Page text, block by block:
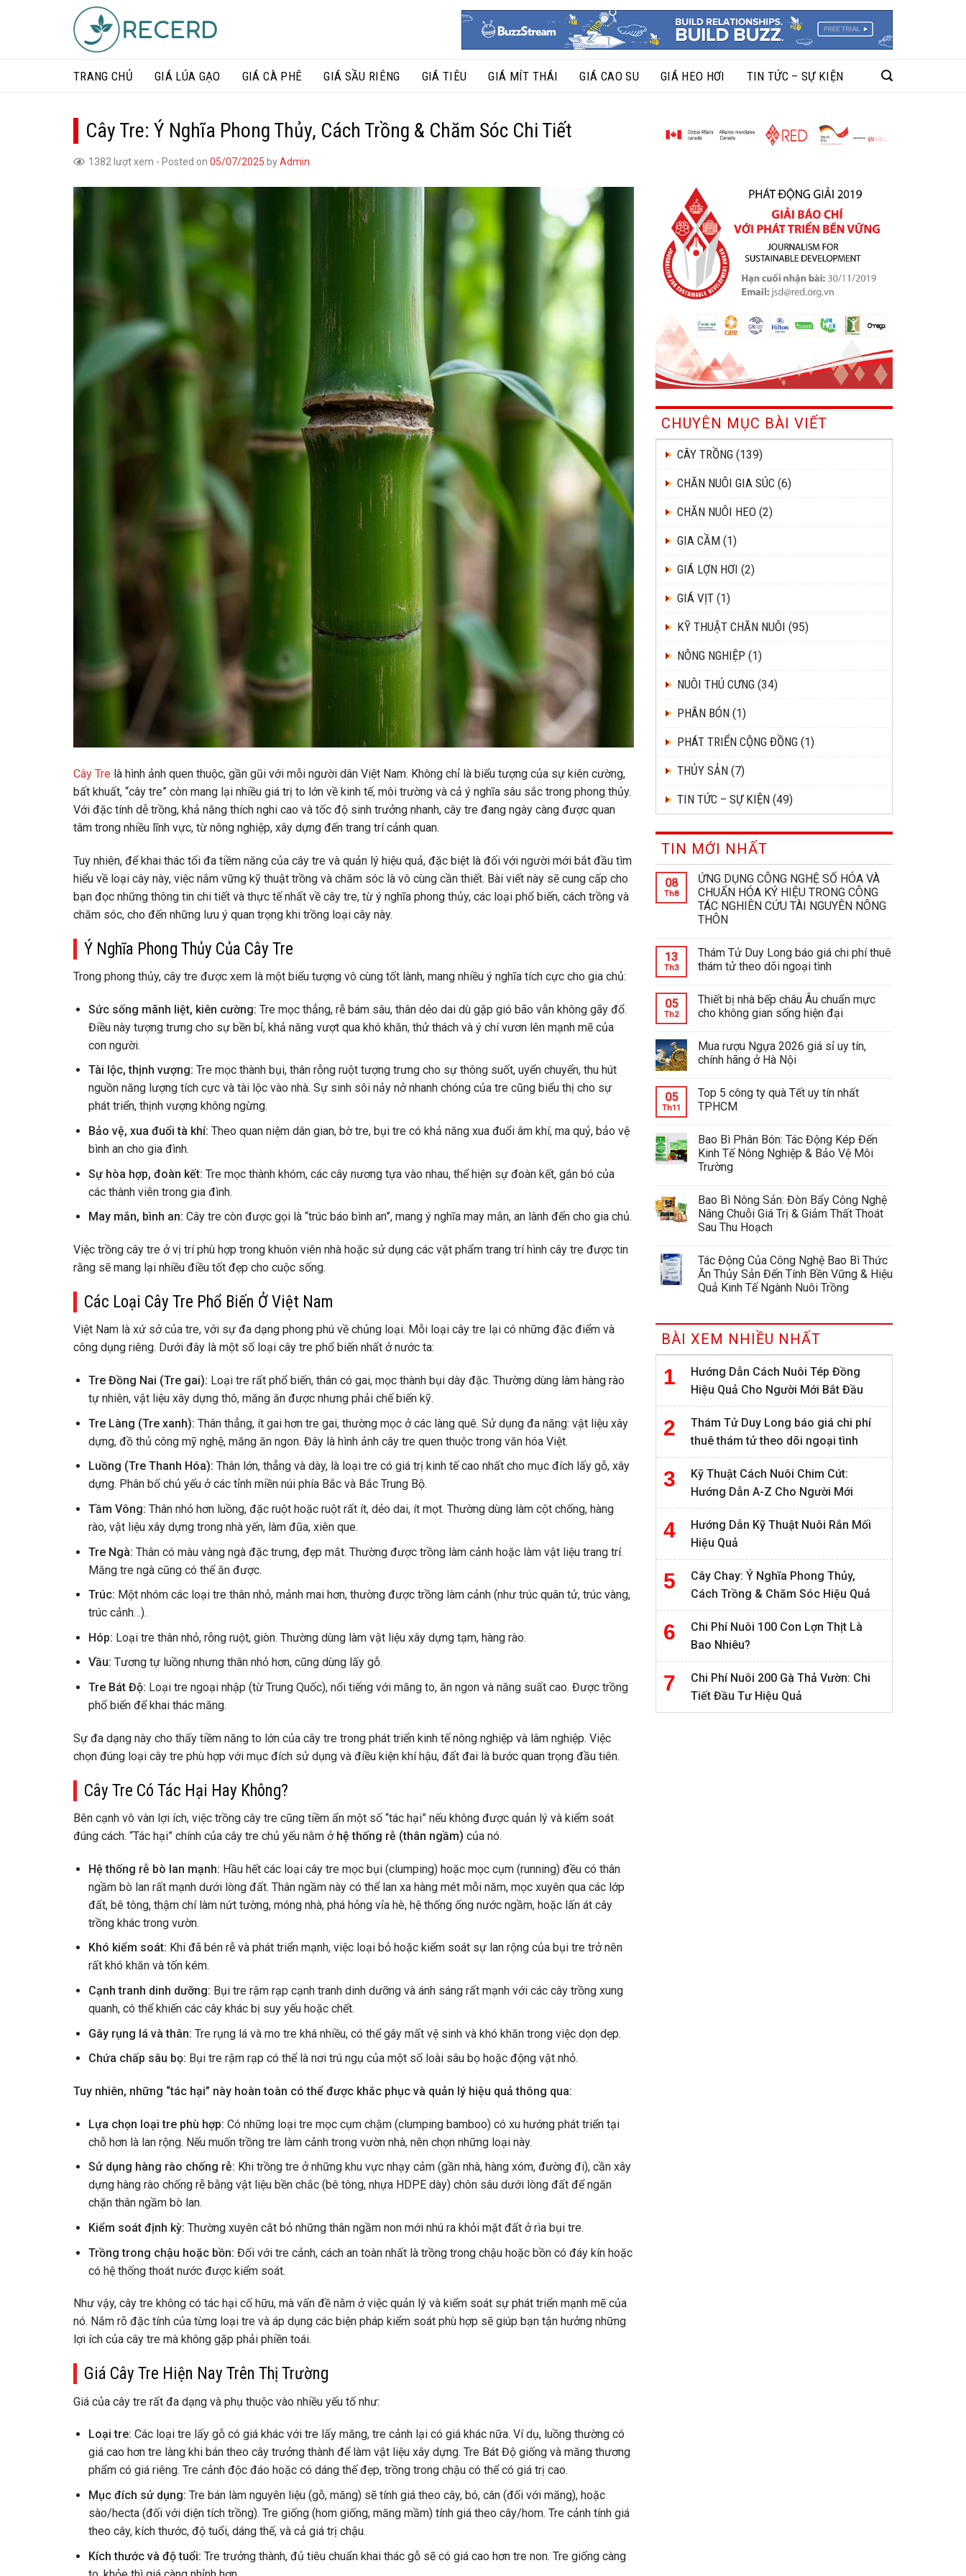
TRANG CHỦ GIÁ LÚA GẠO​ GIÁ CÀ PHÊ GIÁ SẦU RIÊNG GIÁ TIÊU GIÁ MÍT THÁI GIÁ CAO SU GIÁ HEO HƠI TIN TỨC – SỰ KIỆN
Cây Tre: Ý Nghĩa Phong Thủy, Cách Trồng & Chăm Sóc Chi Tiết
1382 lượt xem - Posted on 05/07/2025 byAdmin
Cây Tre là hình ảnh quen thuộc, gần gũi với mỗi người dân Việt Nam. Không chỉ là biểu tượng của sự kiên cường,
bất khuất, “cây tre” còn mang lại nhiều giá trị to lớn về kinh tế, môi trường và cả ý nghĩa sâu sắc trong phong thủy.
Với đặc tính dễ trồng, khả năng thích nghi cao và tốc độ sinh trưởng nhanh, cây tre đang ngày càng được quan
tâm trong nhiều lĩnh vực, từ nông nghiệp, xây dựng đến trang trí cảnh quan.
Tuy nhiên, để khai thác tối đa tiềm năng của cây tre và quản lý hiệu quả, đặc biệt là đối với người mới bắt đầu tìm
hiểu về loại cây này, việc nắm vững kỹ thuật trồng và chăm sóc là vô cùng cần thiết. Bài viết này sẽ cung cấp cho
bạn đọc những thông tin chi tiết và thực tế nhất về cây tre, từ ý nghĩa phong thủy, các loại phổ biến, cách trồng và
chăm sóc, cho đến những lưu ý quan trọng khi trồng loại cây này.
Ý Nghĩa Phong Thủy Của Cây Tre
Trong phong thủy, cây tre được xem là một biểu tượng vô cùng tốt lành, mang nhiều ý nghĩa tích cực cho gia chủ:
Sức sống mãnh liệt, kiên cường: Tre mọc thẳng, rễ bám sâu, thân dẻo dai dù gặp gió bão vẫn không gãy đổ.
Điều này tượng trưng cho sự bền bỉ, khả năng vượt qua khó khăn, thử thách và ý chí vươn lên mạnh mẽ của
con người.
Tài lộc, thịnh vượng: Tre mọc thành bụi, thân rỗng ruột tượng trưng cho sự thông suốt, uyển chuyển, thu hút
nguồn năng lượng tích cực và tài lộc vào nhà. Sự sinh sôi nảy nở nhanh chóng của tre cũng biểu thị cho sự
phát triển, thịnh vượng không ngừng.
Bảo vệ, xua đuổi tà khí: Theo quan niệm dân gian, bờ tre, bụi tre có khả năng xua đuổi âm khí, ma quỷ, bảo vệ
bình an cho gia đình.
Sự hòa hợp, đoàn kết: Tre mọc thành khóm, các cây nương tựa vào nhau, thể hiện sự đoàn kết, gắn bó của
các thành viên trong gia đình.
May mắn, bình an: Cây tre còn được gọi là “trúc báo bình an”, mang ý nghĩa may mắn, an lành đến cho gia chủ.
Việc trồng cây tre ở vị trí phù hợp trong khuôn viên nhà hoặc sử dụng các vật phẩm trang trí hình cây tre được tin
rằng sẽ mang lại nhiều điều tốt đẹp cho cuộc sống.
Các Loại Cây Tre Phổ Biến Ở Việt Nam
Việt Nam là xứ sở của tre, với sự đa dạng phong phú về chủng loại. Mỗi loại cây tre lại có những đặc điểm và
công dụng riêng. Dưới đây là một số loại cây tre phổ biến nhất ở nước ta:
Tre Đồng Nai (Tre gai): Loại tre rất phổ biến, thân có gai, mọc thành bụi dày đặc. Thường dùng làm hàng rào
tự nhiên, vật liệu xây dựng thô, măng ăn được nhưng phải chế biến kỹ.
Tre Làng (Tre xanh): Thân thẳng, ít gai hơn tre gai, thường mọc ở các làng quê. Sử dụng đa năng: vật liệu xây
dựng, đồ thủ công mỹ nghệ, măng ăn ngon. Đây là hình ảnh cây tre quen thuộc trong văn hóa Việt.
Luồng (Tre Thanh Hóa): Thân lớn, thẳng và dày, là loại tre có giá trị kinh tế cao nhất cho mục đích lấy gỗ, xây
dựng. Phân bố chủ yếu ở các tỉnh miền núi phía Bắc và Bắc Trung Bộ.
Tầm Vông: Thân nhỏ hơn luồng, đặc ruột hoặc ruột rất ít, dẻo dai, ít mọt. Thường dùng làm cột chống, hàng
rào, vật liệu xây dựng trong nhà yến, làm đũa, xiên que.
Tre Ngà: Thân có màu vàng ngà đặc trưng, đẹp mắt. Thường được trồng làm cảnh hoặc làm vật liệu trang trí.
Măng tre ngà cũng có thể ăn được.
Trúc: Một nhóm các loại tre thân nhỏ, mảnh mai hơn, thường được trồng làm cảnh (như trúc quân tử, trúc vàng,
trúc cảnh…).
Hóp: Loại tre thân nhỏ, rỗng ruột, giòn. Thường dùng làm vật liệu xây dựng tạm, hàng rào.
Vầu: Tương tự luồng nhưng thân nhỏ hơn, cũng dùng lấy gỗ.
Tre Bát Độ: Loại tre ngoại nhập (từ Trung Quốc), nổi tiếng với măng to, ăn ngon và năng suất cao. Được trồng
phổ biến để khai thác măng.
Sự đa dạng này cho thấy tiềm năng to lớn của cây tre trong phát triển kinh tế nông nghiệp và lâm nghiệp. Việc
chọn đúng loại cây tre phù hợp với mục đích sử dụng và điều kiện khí hậu, đất đai là bước quan trọng đầu tiên.
Cây Tre Có Tác Hại Hay Không?
Bên cạnh vô vàn lợi ích, việc trồng cây tre cũng tiềm ẩn một số “tác hại” nếu không được quản lý và kiểm soát
đúng cách. “Tác hại” chính của cây tre chủ yếu nằm ở hệ thống rễ (thân ngầm) của nó.
Hệ thống rễ bò lan mạnh: Hầu hết các loại cây tre mọc bụi (clumping) hoặc mọc cụm (running) đều có thân
ngầm bò lan rất mạnh dưới lòng đất. Thân ngầm này có thể lan xa hàng mét mỗi năm, mọc xuyên qua các lớp
đất, bê tông, thậm chí làm nứt tường, móng nhà, phá hỏng vỉa hè, hệ thống ống nước ngầm, hoặc lấn át cây
trồng khác trong vườn.
Khó kiểm soát: Khi đã bén rễ và phát triển mạnh, việc loại bỏ hoặc kiểm soát sự lan rộng của bụi tre trở nên
rất khó khăn và tốn kém.
Cạnh tranh dinh dưỡng: Bụi tre rậm rạp cạnh tranh dinh dưỡng và ánh sáng rất mạnh với các cây trồng xung
quanh, có thể khiến các cây khác bị suy yếu hoặc chết.
Gây rụng lá và thân: Tre rụng lá và mo tre khá nhiều, có thể gây mất vệ sinh và khó khăn trong việc dọn dẹp.
Chứa chấp sâu bọ: Bụi tre rậm rạp có thể là nơi trú ngụ của một số loài sâu bọ hoặc động vật nhỏ.
Tuy nhiên, những “tác hại” này hoàn toàn có thể được khắc phục và quản lý hiệu quả thông qua:
Lựa chọn loại tre phù hợp: Có những loại tre mọc cụm chậm (clumping bamboo) có xu hướng phát triển tại
chỗ hơn là lan rộng. Nếu muốn trồng tre làm cảnh trong vườn nhà, nên chọn những loại này.
Sử dụng hàng rào chống rễ: Khi trồng tre ở những khu vực nhạy cảm (gần nhà, hàng xóm, đường đi), cần xây
dựng hàng rào chống rễ bằng vật liệu bền chắc (bê tông, nhựa HDPE dày) chôn sâu dưới lòng đất để ngăn
chặn thân ngầm bò lan.
Kiểm soát định kỳ: Thường xuyên cắt bỏ những thân ngầm non mới nhú ra khỏi mặt đất ở rìa bụi tre.
Trồng trong chậu hoặc bồn: Đối với tre cảnh, cách an toàn nhất là trồng trong chậu hoặc bồn có đáy kín hoặc
có hệ thống thoát nước được kiểm soát.
Như vậy, cây tre không có tác hại cố hữu, mà vấn đề nằm ở việc quản lý và kiểm soát sự phát triển mạnh mẽ của
nó. Nắm rõ đặc tính của từng loại tre và áp dụng các biện pháp kiểm soát phù hợp sẽ giúp bạn tận hưởng những
lợi ích của cây tre mà không gặp phải phiền toái.
Giá Cây Tre Hiện Nay Trên Thị Trường
Giá của cây tre rất đa dạng và phụ thuộc vào nhiều yếu tố như:
Loại tre: Các loại tre lấy gỗ có giá khác với tre lấy măng, tre cảnh lại có giá khác nữa. Ví dụ, luồng thường có
giá cao hơn tre làng khi bán theo cây trưởng thành để làm vật liệu xây dựng. Tre Bát Độ giống và măng thương
phẩm có giá riêng. Tre cảnh độc đáo hoặc có dáng thế đẹp, trồng trong chậu có thể có giá trị cao.
Mục đích sử dụng: Tre bán làm nguyên liệu (gỗ, măng) sẽ tính giá theo cây, bó, cân (đối với măng), hoặc
sào/hecta (đối với diện tích trồng). Tre giống (hom giống, măng mầm) tính giá theo cây/hom. Tre cảnh tính giá
theo cây, kích thước, độ tuổi, dáng thế, và cả giá trị chậu.
Kích thước và độ tuổi: Tre trưởng thành, đủ tiêu chuẩn khai thác gỗ sẽ có giá cao hơn tre non. Tre giống càng
CHUYÊN MỤC BÀI VIẾT
CÂY TRỒNG (139)
CHĂN NUÔI GIA SÚC (6)
CHĂN NUÔI HEO (2)
GIA CẦM (1)
GIÁ LỢN HƠI (2)
GIÁ VỊT (1)
KỸ THUẬT CHĂN NUÔI (95)
NÔNG NGHIỆP (1)
NUÔI THÚ CƯNG (34)
PHÂN BÓN (1)
PHÁT TRIỂN CỘNG ĐỒNG (1)
THỦY SẢN (7)
TIN TỨC – SỰ KIỆN (49)
TIN MỚI NHẤT
08
Th8
ỨNG DỤNG CÔNG NGHỆ SỐ HÓA VÀ
CHUẨN HÓA KÝ HIỆU TRONG CÔNG
TÁC NGHIÊN CỨU TÀI NGUYÊN NÔNG
THÔN
13
Th3
Thám Tử Duy Long báo giá chi phí thuê
thám tử theo dõi ngoại tình
05
Th2
Thiết bị nhà bếp châu Âu chuẩn mực
cho không gian sống hiện đại
Mua rượu Ngựa 2026 giá sỉ uy tín,
chính hãng ở Hà Nội
05
Th11
Top 5 công ty quà Tết uy tín nhất
TPHCM
Bao Bì Phân Bón: Tác Động Kép Đến
Kinh Tế Nông Nghiệp & Bảo Vệ Môi
Trường
Bao Bì Nông Sản: Đòn Bẩy Công Nghệ
Nâng Chuỗi Giá Trị & Giảm Thất Thoát
Sau Thu Hoạch
Tác Động Của Công Nghệ Bao Bì Thức
Ăn Thủy Sản Đến Tính Bền Vững & Hiệu
Quả Kinh Tế Ngành Nuôi Trồng
BÀI XEM NHIỀU NHẤT
Hướng Dẫn Cách Nuôi Tép Đồng
Hiệu Quả Cho Người Mới Bắt Đầu
Thám Tử Duy Long báo giá chi phí
thuê thám tử theo dõi ngoại tình
Kỹ Thuật Cách Nuôi Chim Cút:
Hướng Dẫn A-Z Cho Người Mới
Hướng Dẫn Kỹ Thuật Nuôi Rắn Mối
Hiệu Quả
Cây Chay: Ý Nghĩa Phong Thủy,
Cách Trồng & Chăm Sóc Hiệu Quả
Chi Phí Nuôi 100 Con Lợn Thịt Là
Bao Nhiêu?
Chi Phí Nuôi 200 Gà Thả Vườn: Chi
Tiết Đầu Tư Hiệu Quả